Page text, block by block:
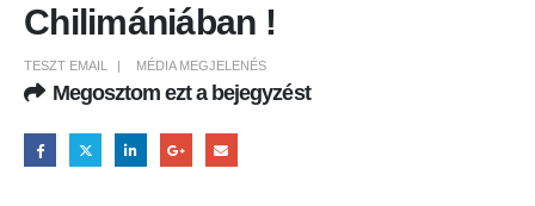
Chilimániában !
TESZT EMAIL MÉDIA MEGJELENÉS
Megosztom ezt a bejegyzést